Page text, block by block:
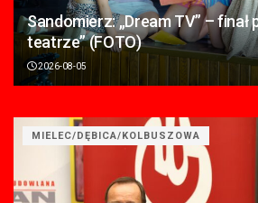
Sandomierz: „Dream TV” – finał
teatrze” (FOTO)
2026-08-05
MIELEC/DĘBICA/KOLBUSZOWA